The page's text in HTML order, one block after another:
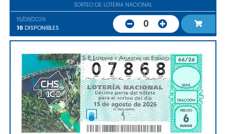
SORTEO DE LOTERIA NACIONAL
15/08/2026
10 DISPONIBLES 0